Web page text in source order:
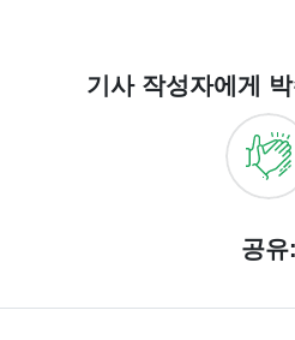
기사 작성자에게
공유: